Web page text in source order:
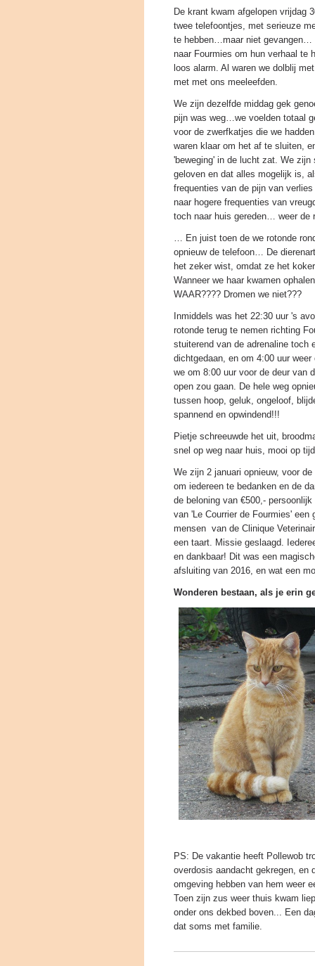
De krant kwam afgelopen vrijdag
twee telefoontjes, met serieuze
te hebben…maar niet gevangen…
naar Fourmies om hun verhaal te
loos alarm. Al waren we dolblij
met met ons meeleefden.
We zijn dezelfde middag gek
pijn was weg…we voelden totaal
voor de zwerfkatjes die we
waren klaar om het af te sluiten,
'beweging' in de lucht zat. We
geloven en dat alles mogelijk is,
frequenties van de pijn van
naar hogere frequenties van
toch naar huis gereden… weer de
… En juist toen de we rotonde
opnieuw de telefoon… De
het zeker wist, omdat ze het
Wanneer we haar kwamen
WAAR???? Dromen we niet???
Inmiddels was het 22:30 uur 's
rotonde terug te nemen richting
stuiterend van de adrenaline toch
dichtgedaan, en om 4:00 uur
we om 8:00 uur voor de deur van
open zou gaan. De hele weg
tussen hoop, geluk, ongeloof,
spannend en opwindend!!!
Pietje schreeuwde het uit,
snel op weg naar huis, mooi op
We zijn 2 januari opnieuw, voor
om iedereen te bedanken en de
de beloning van €500,-
van 'Le Courrier de Fourmies'
mensen van de Clinique
een taart. Missie geslaagd.
en dankbaar! Dit was een
afsluiting van 2016, en wat een
Wonderen bestaan, als je erin
PS: De vakantie heeft Pollewob
overdosis aandacht gekregen, en
omgeving hebben van hem weer
Toen zijn zus weer thuis kwam
onder ons dekbed boven... Een
dat soms met familie.